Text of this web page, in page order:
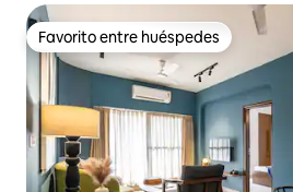
Favorito entre huéspedes
Favorito entre huéspedes